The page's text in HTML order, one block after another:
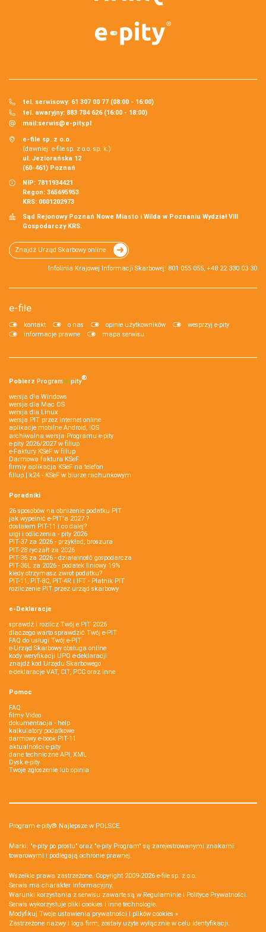
tel. serwisowy: 61 307 00 77 (08:00 - 16:00)
tel. awaryjny: 883 784 626 (16:00 - 18:00)
mail:serwis@e-pity.pl
e-file sp. z o.o.
(dawniej: e-file sp. z o.o. sp. k.)
ul. Jeziorańska 12
(60-461) Poznań
NIP: 7811934421
Regon: 365695953
KRS: 0001202973
Sąd Rejonowy Poznań Nowe Miasto i Wilda w Poznaniu Wydział VIII
Gospodarczy KRS.
Znajdź Urząd Skarbowy online
Infolinia Krajowej Informacji Skarbowej: 801 055 055, +48 22 330 03 30
e-file
kontakt o nas opinie użytkowników
wesprzyj e-pity
informacje prawne
mapa serwisu
Pobierz Program e‑pity®
wersja dla Windows
wersja dla Mac OS
wersja dla Linux
wersja PIT przez internet online
aplikacje mobilne Android, iOS
archiwalna wersja Programu e-pity
e-pity 2026/2027 w fillup
e‑Faktury KSeF w fillup
Darmowa faktura KSeF
firmly aplikacja KSeF na telefon
fillup | k24 - KSeF w biurze rachunkowym
Poradniki
26 sposobów na obniżenie podatku PIT
jak wypełnić e-PIT'a 2027 ?
dostałem PIT-11 i co dalej?
ulgi i odliczenia - pity 2026
PIT-37 za 2026 - przykład, broszura
PIT-28 ryczałt za 2026
PIT-36 za 2026 - działalność gospodarcza
PIT-36L za 2026 - podatek liniowy 19%
kiedy otrzymasz zwrot podatku?
PIT-11, PIT-8C, PIT-4R i IFT - Płatnik PIT
rozliczenie PIT przez urząd skarbowy
e-Deklaracje
sprawdź i rozlicz Twój e PIT 2026
dlaczego warto sprawdzić Twój e-PIT
FAQ do usługi Twój e-PIT
e-Urząd Skarbowy obsługa online
kody weryfikacji UPO e-deklaracji
znajdź kod Urzędu Skarbowego
e-deklaracje VAT, CIT, PCC oraz inne
Pomoc
FAQ
filmy Video
dokumentacja - help
kalkulatory podatkowe
darmowy e-book PIT-11
aktualności e-pity
dane techniczne API, XML
Dysk e-pity
Twoje zgłoszenie lub opinia
Program e-pity® Najlepsze w POLSCE.
Marki: "e-pity po prostu" oraz "e-pity Program" są zarejestrowanymi znakami
towarowymi i podlegają ochronie prawnej.
Wszelkie prawa zastrzeżone. Copyright 2009-2026 e-file sp. z o.o.
Serwis ma charakter informacyjny.
Warunki korzystania z serwisu zawarte są w Regulaminie i Polityce Prywatności.
Serwis wykorzystuje pliki cookies i inne technologie.
Modyfikuj Twoje ustawienia prywatności i plików cookies »
Zastrzeżone nazwy i loga firm, zostały użyte wyłącznie w celu identyfikacji.